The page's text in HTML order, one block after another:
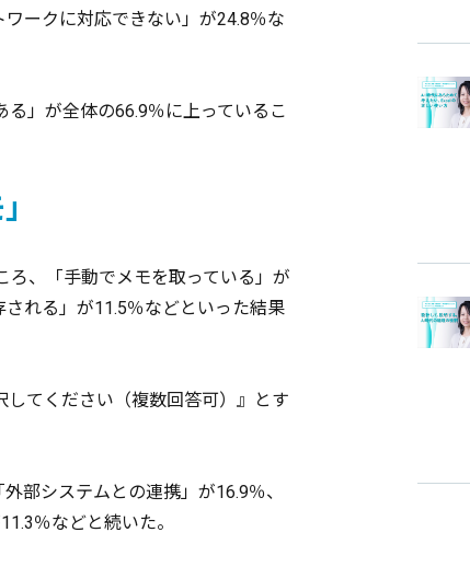
ークに対応できない」が24.8％な
」が全体の66.9％に上っているこ
ろ、「手動でメモを取っている」が
れる」が11.5％などといった結果
してください（複数回答可）』とす
部システムとの連携」が16.9％、
％などと続いた。